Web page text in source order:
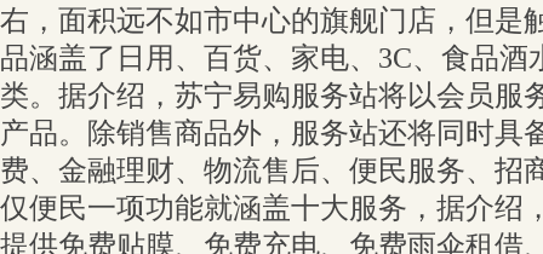
右，面积远不如市中心的旗舰门店，但是
品涵盖了日用、百货、家电、3C、食品酒
类。据介绍，苏宁易购服务站将以会员服
产品。除销售商品外，服务站还将同时具
费、金融理财、物流售后、便民服务、招
仅便民一项功能就涵盖十大服务，据介绍
提供免费贴膜、免费充电、免费雨伞租借